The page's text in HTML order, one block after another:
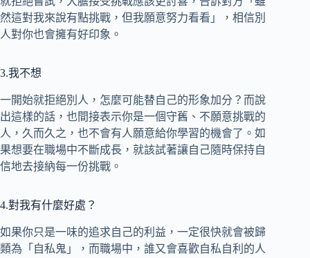
然這對我來說有點挑戰，但我願意努力看看」，相信別
人對你也會擁有好印象。
3.我不想
一開始就拒絕別人，怎麼可能替自己的形象加分？而說
出這樣的話，也間接表示你是一個守舊、不願意挑戰的
人，久而久之，也不會有人願意給你學習的機會了。如
果想要在職場中不斷成長，就該試著讓自己隨時保持自
信地去接納每一份挑戰。
4.對我有什麼好處？
如果你只是一味的追求自己的利益，一定很快就會被歸
類為「自私鬼」，而職場中，誰又會喜歡自私自利的人